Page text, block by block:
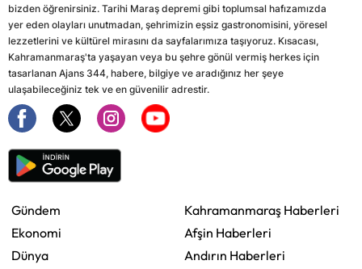
bizden öğrenirsiniz. Tarihi Maraş depremi gibi toplumsal hafızamızda
yer eden olayları unutmadan, şehrimizin eşsiz gastronomisini, yöresel
lezzetlerini ve kültürel mirasını da sayfalarımıza taşıyoruz. Kısacası,
Kahramanmaraş'ta yaşayan veya bu şehre gönül vermiş herkes için
tasarlanan Ajans 344, habere, bilgiye ve aradığınız her şeye
ulaşabileceğiniz tek ve en güvenilir adrestir.
Gündem
Ekonomi
Dünya
Kahramanmaraş Haberleri
Afşin Haberleri
Andırın Haberleri